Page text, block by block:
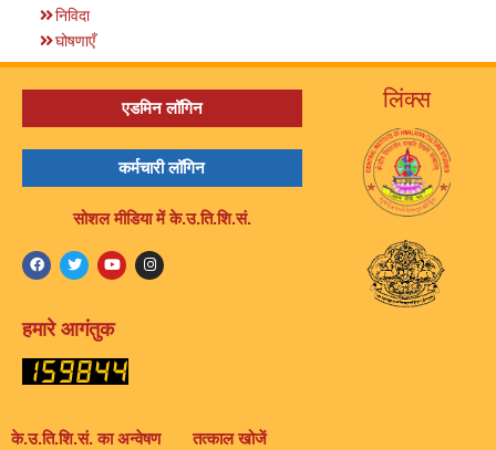
निविदा
घोषणाएँ
एडमिन लॉगिन
कर्मचारी लॉगिन
सोशल मीडिया में के.उ.ति.शि.सं.
हमारे आगंतुक
लिंक्स
के.उ.ति.शि.सं. का अन्वेषण तत्काल खोजें